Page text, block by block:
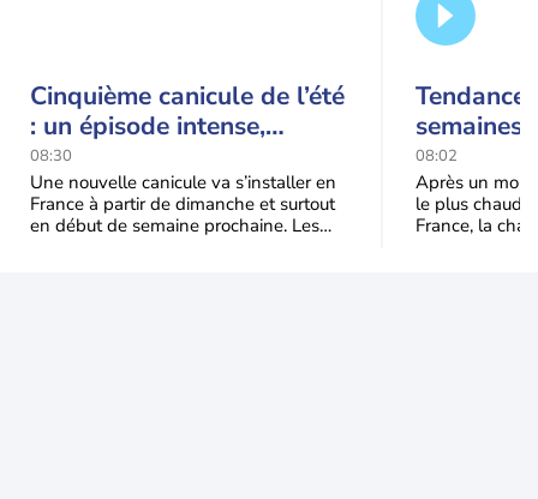
Cinquième canicule de l’été
: un épisode intense,
durable et étendu la
semaine prochaine
08:30
Une nouvelle canicule va s’installer en
France à partir de dimanche et surtout
en début de semaine prochaine. Les
Tendance
semaines
septembre
08:02
Après un
le plus chaud
France, la